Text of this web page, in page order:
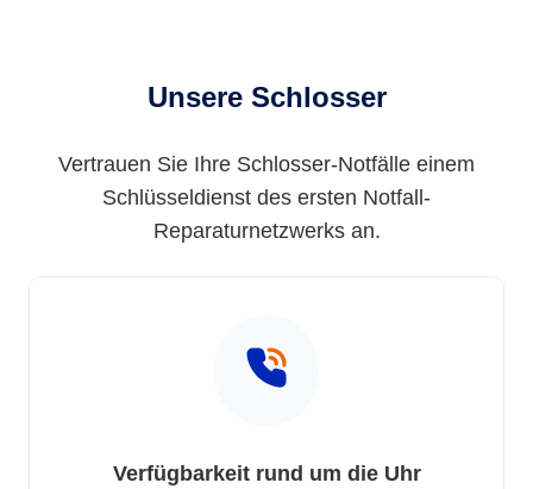
Unsere Schlosser
Vertrauen Sie Ihre Schlosser-Notfälle einem
Schlüsseldienst des ersten Notfall-
Reparaturnetzwerks an.
Verfügbarkeit rund um die Uhr